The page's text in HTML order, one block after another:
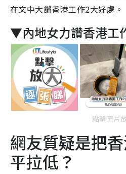
在文中大讚香港工作2大好處。
▼內地女力讚香港工
點擊圖片
網友質疑是把
平拉低？